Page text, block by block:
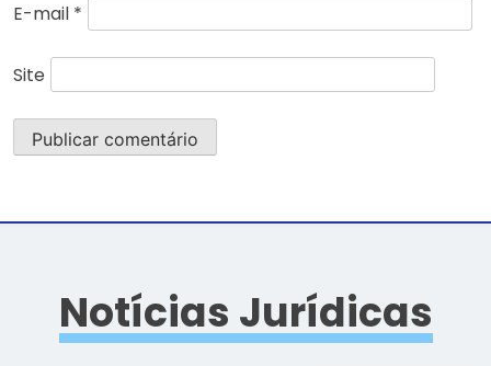
E-mail *
Site
Notícias Jurídicas